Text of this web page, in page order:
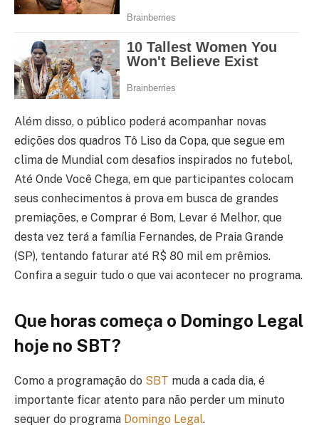
Além disso, o público poderá acompanhar novas
edições dos quadros Tô Liso da Copa, que segue em
clima de Mundial com desafios inspirados no futebol,
Até Onde Você Chega, em que participantes colocam
seus conhecimentos à prova em busca de grandes
premiações, e Comprar é Bom, Levar é Melhor, que
desta vez terá a família Fernandes, de Praia Grande
(SP), tentando faturar até R$ 80 mil em prêmios.
Confira a seguir tudo o que vai acontecer no programa.
Que horas começa o Domingo Legal
hoje no SBT?
Como a programação do SBT muda a cada dia, é
importante ficar atento para não perder um minuto
sequer do programa Domingo Legal.